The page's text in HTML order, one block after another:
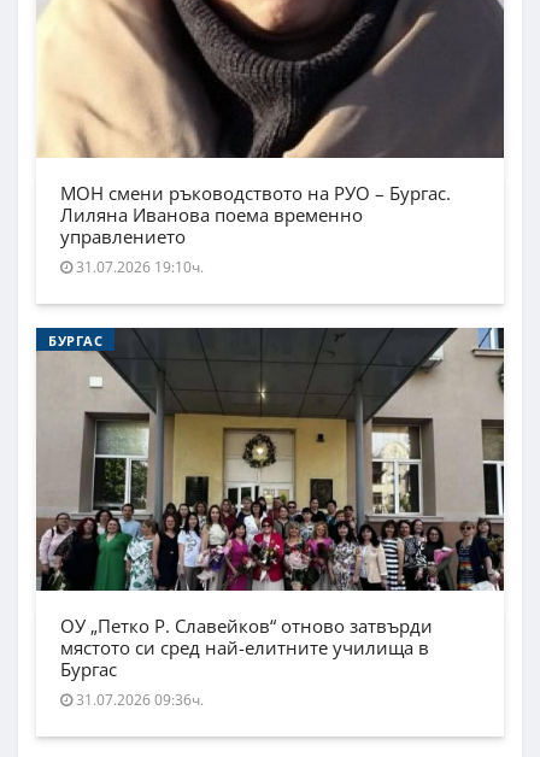
МОН смени ръководството на РУО – Бургас.
Лиляна Иванова поема временно
управлението
31.07.2026 19:10ч.
БУРГАС
ОУ „Петко Р. Славейков“ отново затвърди
мястото си сред най-елитните училища в
Бургас
31.07.2026 09:36ч.